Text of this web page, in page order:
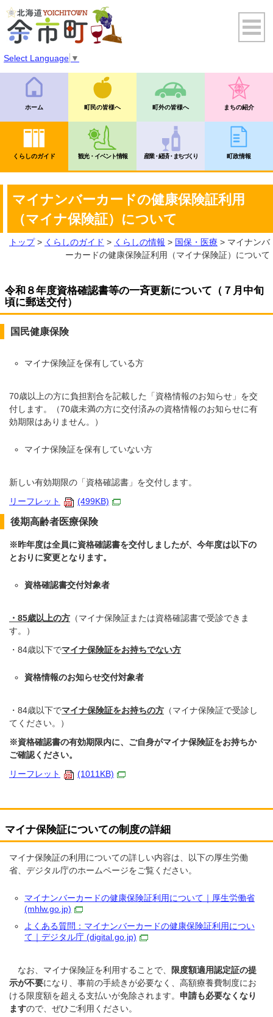
Select Language ▼
ホーム 町民の皆様へ 町外の皆様へ まちの紹介
くらしのガイド 観光・イベント情報 産業・経済・まちづくり 町政情報
マイナンバーカードの健康保険証利用
（マイナ保険証）について
トップ> くらしのガイド > くらしの情報 > 国保・医療 > マイナンバ
ーカードの健康保険証利用（マイナ保険証）について
令和８年度資格確認書等の一斉更新について（７月中旬
頃に郵送交付）
国民健康保険
マイナ保険証を保有している方
70歳以上の方に負担割合を記載した「資格情報のお知らせ」を交
付します。（70歳未満の方に交付済みの資格情報のお知らせに有
効期限はありません。）
マイナ保険証を保有していない方
新しい有効期限の「資格確認書」を交付します。
リーフレット
(499KB)
後期高齢者医療保険
※昨年度は全員に資格確認書を交付しましたが、今年度は以下の
とおりに変更となります。
​資格確認書交付対象者
・85歳以上の方 （マイナ保険証または資格確認書で受診できま
す。）
・84歳以下でマイナ保険証をお持ちでない方
資格情報のお知らせ交付対象者
​・84歳以下でマイナ保険証をお持ちの方 （マイナ保険証で受診し
てください。）
※資格確認書の有効期限内に、ご自身がマイナ保険証をお持ちか
ご確認ください。
リーフレット
(1011KB)
マイナ保険証についての制度の詳細
マイナ保険証の利用についての詳しい内容は、以下の厚生労働
省、デジタル庁のホームページをご覧ください。
マイナンバーカードの健康保険証利用について｜厚生労働省
(mhlw.go.jp)
よくある質問：マイナンバーカードの健康保険証利用につい
て｜デジタル庁 (digital.go.jp)
なお、マイナ保険証を利用することで、
限度額適用認定証の提
示が不要になり、事前の手続きが必要なく、高額療養費制度にお
ける限度額を超える支払いが免除されます。 申請も必要なくなり
ますので、ぜひご利用ください。